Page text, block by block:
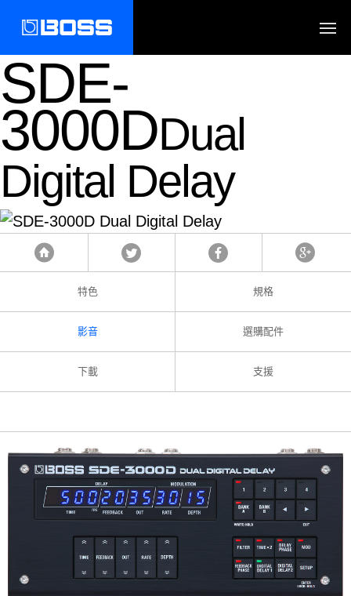
SDE-
3000DDual
Digital Delay
特色 規格
影音 選購配件
下載 支援